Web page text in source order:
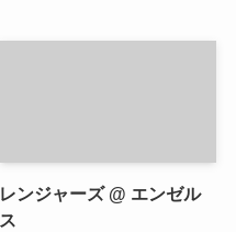
レンジャーズ @ エンゼル
ス